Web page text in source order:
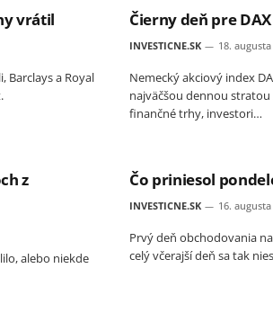
vrátil
Barclays a Royal
Čierny deň pre DAX
INVESTICNE.SK 18. augusta
Nemecký akciový index
najväčšou dennou
finančné trhy, investori…
z
alebo niekde
Čo priniesol
INVESTICNE.SK 16. augusta
Prvý deň obchodovania
celý včerajší deň sa tak